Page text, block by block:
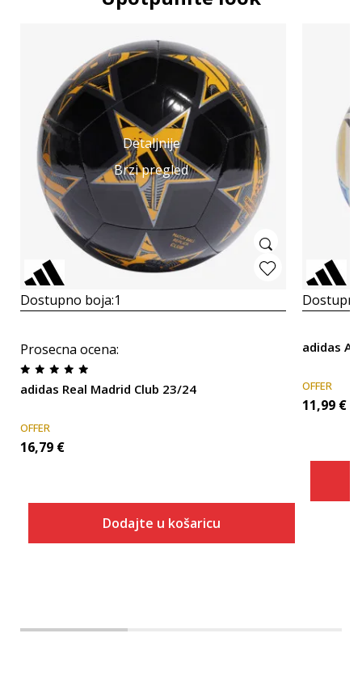
Detaljnije
Brzi pregled
Dostupno boja:1
Prosecna ocena:
adidas Real Madrid Club 23/24
OFFER
16,79 €
Dodajte u košaricu
adidas
OFFER
11,99 €